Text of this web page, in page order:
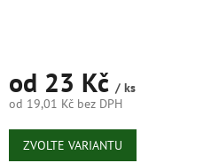
od 23 Kč / ks
od 19,01 Kč bez DPH
Měrná
cena:
ZVOLTE VARIANTU